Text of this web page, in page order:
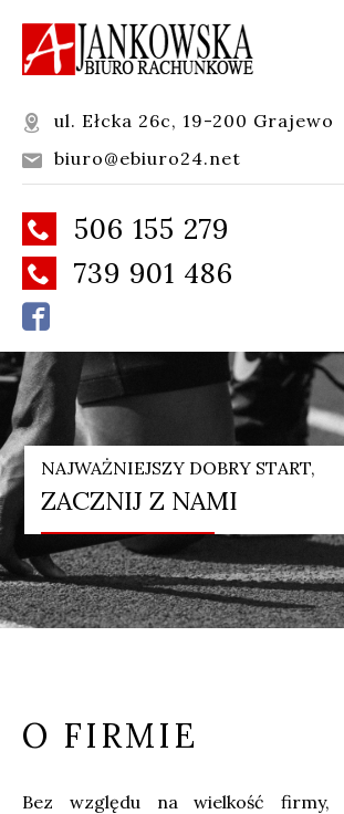
 ul. Ełcka 26c, 19-200 Grajewo
 biuro@ebiuro24.net
 506 155 279
 739 901 486

NAJWAŻNIEJSZY DOBRY START,
ZACZNIJ Z NAMI
O FIRMIE
Bez względu na wielkość firmy,